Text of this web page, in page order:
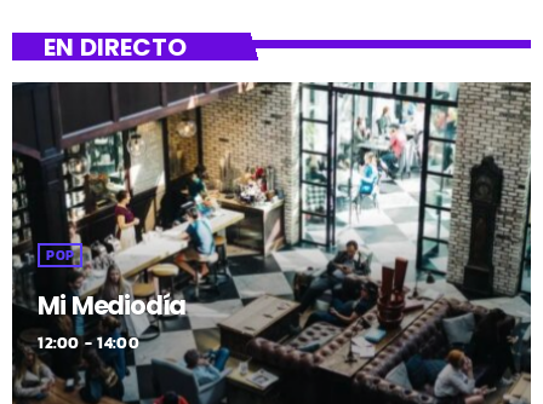
EN DIRECTO
POP
Mi Mediodía
12:00 - 14:00